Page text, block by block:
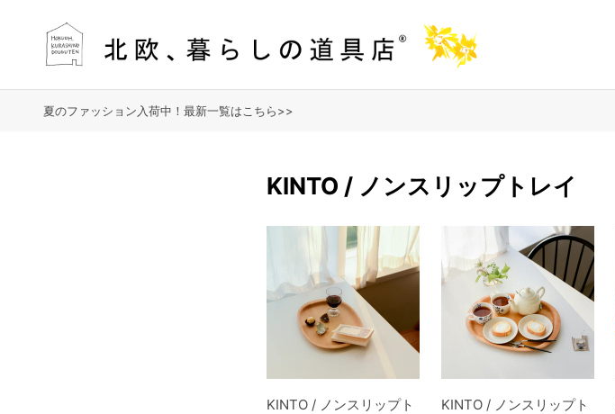
夏のファッション入荷中！最新一覧はこちら>>
KINTO / ノンスリップトレイ
KINTO / ノンスリップト
KINTO / ノンスリップト